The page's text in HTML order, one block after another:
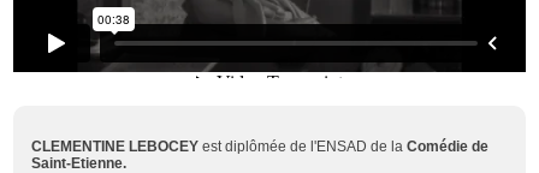
CLEMENTINE LEBOCEY est diplômée de l'ENSAD de laComédie de
Saint-Etienne.